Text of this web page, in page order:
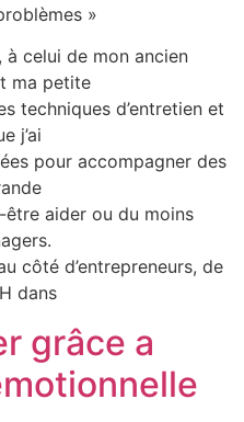
»
celui de mon ancien
ma petite
techniques d’entretien et
j’ai
pour accompagner des
aider ou du moins
côté d’entrepreneurs, de
dans
grâce a